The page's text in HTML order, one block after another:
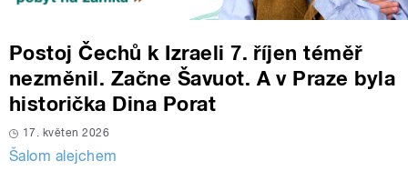
Postoj Čechů k Izraeli 7. říjen téměř
nezměnil. Začne Šavuot. A v Praze byla
historička Dina Porat
17. květen 2026
Šalom alejchem